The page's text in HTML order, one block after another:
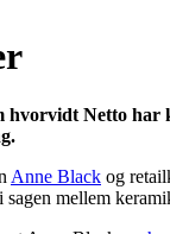
hvorvidt Netto
Anne Black og
mellem